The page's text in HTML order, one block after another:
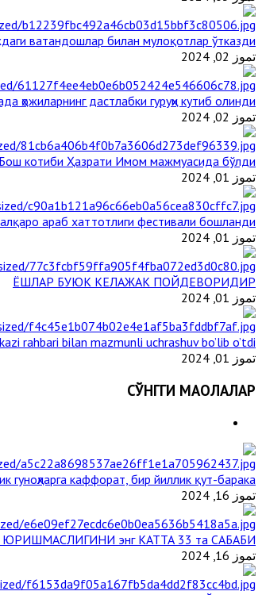
ватандошлар билан мулоқотлар ўтказди
تموز 02, 2024
ҳожиларнинг дастлабки гуруҳи кутиб олинди
تموز 02, 2024
котиби Ҳазрати Имом мажмуасида бўлди
تموز 01, 2024
араб хаттотлиги фестивали бошланди
تموز 01, 2024
ЁШЛАР БУЮК КЕЛАЖАК ПОЙДЕВОРИДИР
تموز 01, 2024
rahbari bilan mazmunli uchrashuv bo’lib o’tdi
تموز 01, 2024
СЎНГГИ МАҚОЛАЛАР
гуноҳларга каффорат, бир йиллик қут-барака
تموز 16, 2024
энг КАТТА 33 та САБАБИ
تموز 16, 2024